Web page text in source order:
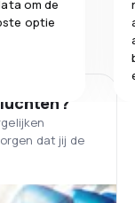
om de
optie
dat jij de